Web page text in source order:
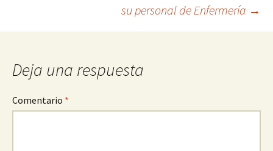
su personal de Enfermería →
Deja una respuesta
Comentario *